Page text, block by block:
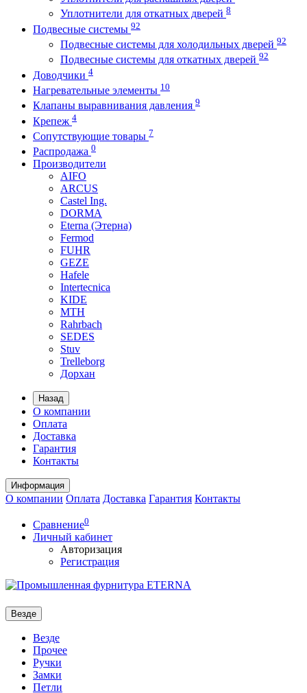
Уплотнители для откатных дверей 8
Подвесные системы 92
Подвесные системы для холодильных дверей 92
Подвесные системы для откатных дверей 92
Доводчики 4
Нагревательные элементы 10
Клапаны выравнивания давления 9
Крепеж 4
Сопутствующие товары 7
Распродажа 0
Производители
AIFO
ARCUS
Castel Ing.
DORMA
Eterna (Этерна)
Fermod
FUHR
GEZE
Hafele
Intertecnica
KIDE
MTH
Rahrbach
SEDES
Stuv
Trelleborg
Дорхан
Назад
О компании
Оплата
Доставка
Гарантия
Контакты
Информация
О компании Оплата Доставка Гарантия Контакты
Сравнение0
Личный кабинет
Авторизация
Регистрация
Везде
Везде
Прочее
Ручки
Замки
Петли